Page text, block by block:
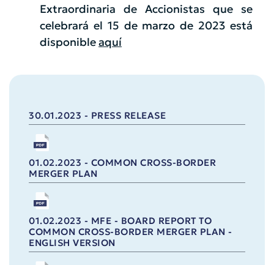
Extraordinaria de Accionistas que se
celebrará el 15 de marzo de 2023 está
disponibleaquí
30.01.2023 - PRESS RELEASE
01.02.2023 - COMMON CROSS-BORDER
MERGER PLAN
01.02.2023 - MFE - BOARD REPORT TO
COMMON CROSS-BORDER MERGER PLAN -
ENGLISH VERSION